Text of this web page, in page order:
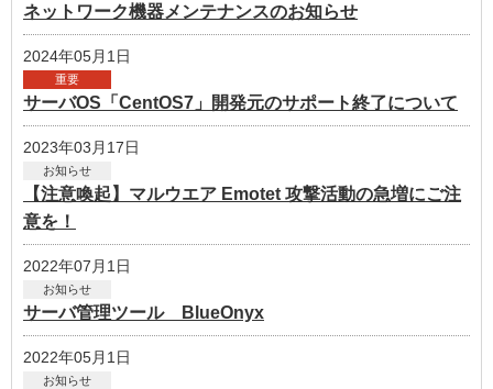
ネットワーク機器メンテナンスのお知らせ
2024年05月1日
重要
サーバOS「CentOS7」開発元のサポート終了について
2023年03月17日
お知らせ
【注意喚起】マルウエア Emotet 攻撃活動の急増にご注
意を！
2022年07月1日
お知らせ
サーバ管理ツール BlueOnyx
2022年05月1日
お知らせ